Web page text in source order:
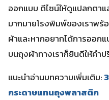
ออกแบบ ดีไซน์ให้ดูแปลกตา
มากมายโรงพิมพ์ของเราพร้
ผ้าและหากอยากได้การออก
บนถุงผ้าทางเราก็ยินดีให้คำ
แนะนำอ่านบทความเพิ่มเติม:
กระดาษแทนถุงพลาสติก